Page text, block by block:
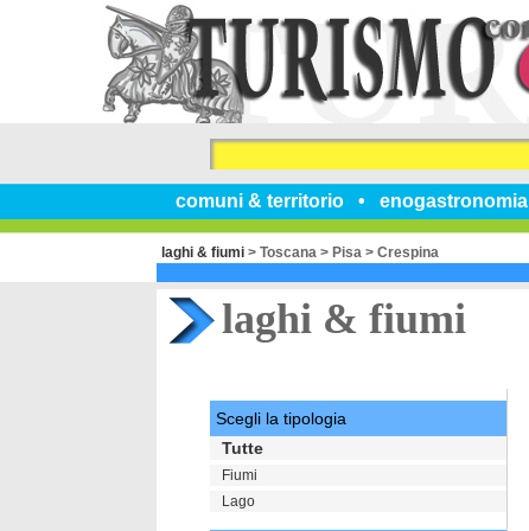
comuni & territorio enogastronomia
laghi & fiumi > Toscana > Pisa > Crespina
laghi & fiumi
Scegli la tipologia
Tutte
Fiumi
Lago